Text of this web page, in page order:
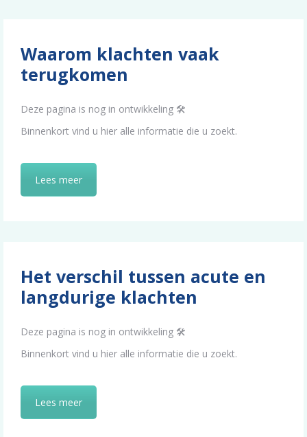
Waarom klachten vaak
terugkomen
Deze pagina is nog in ontwikkeling 🛠️
Binnenkort vind u hier alle informatie die u zoekt.
Lees meer
Het verschil tussen acute en
langdurige klachten
Deze pagina is nog in ontwikkeling 🛠️
Binnenkort vind u hier alle informatie die u zoekt.
Lees meer